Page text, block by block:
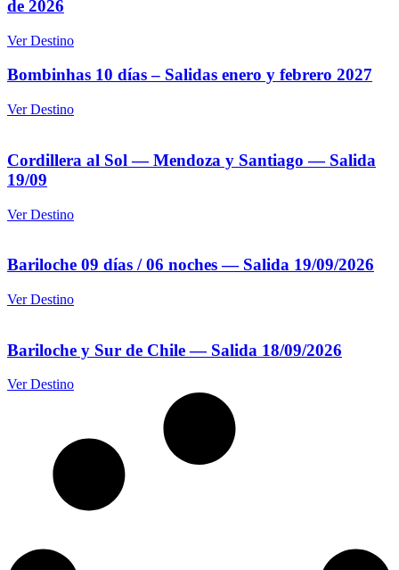
de 2026
Ver Destino
Bombinhas 10 días – Salidas enero y febrero 2027
Ver Destino
Cordillera al Sol — Mendoza y Santiago — Salida
19/09
Ver Destino
Bariloche 09 días / 06 noches — Salida 19/09/2026
Ver Destino
Bariloche y Sur de Chile — Salida 18/09/2026
Ver Destino